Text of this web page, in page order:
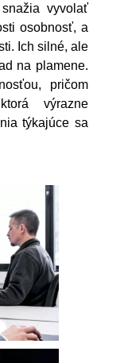
vyvolať
osobnosť, a
Ich silné, ale
na plamene.
pričom
výrazne
týkajúce sa